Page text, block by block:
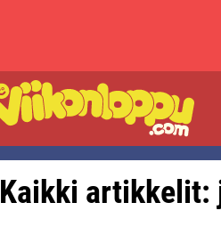
Kaikki artikkelit: